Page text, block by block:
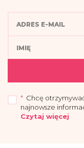
* Chcę
najnowsze
Czytaj więcej